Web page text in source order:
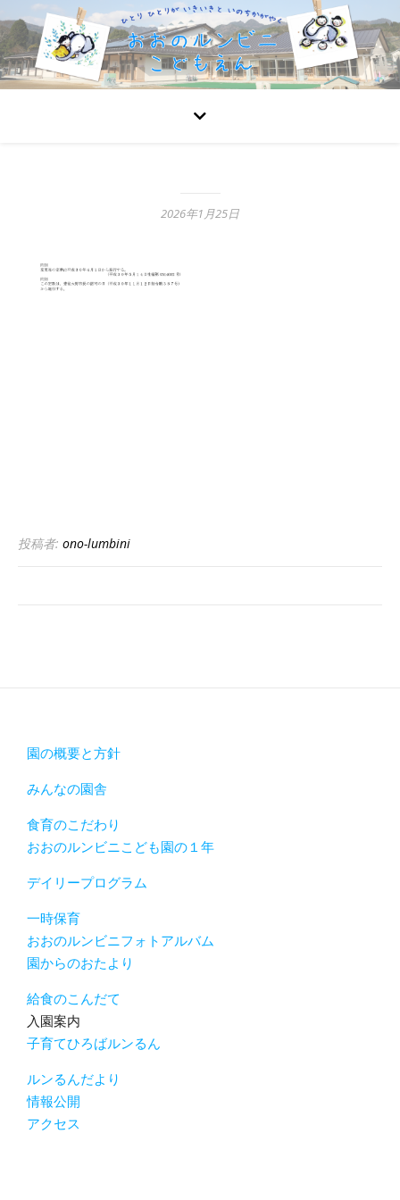
2026年1月25日
投稿者: ono-lumbini
園の概要と方針
みんなの園舎
食育のこだわり
おおのルンビニこども園の１年
デイリープログラム
一時保育
おおのルンビニフォトアルバム
園からのおたより
給食のこんだて
入園案内
子育てひろばルンるん
ルンるんだより
情報公開
アクセス